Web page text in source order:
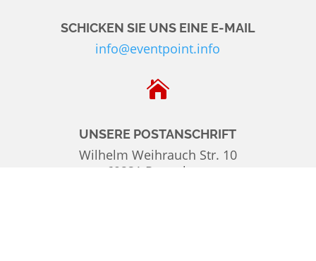
SCHICKEN SIE UNS EINE E-MAIL
info@eventpoint.info

UNSERE POSTANSCHRIFT
Wilhelm Weihrauch Str. 10
69231 Rauenberg